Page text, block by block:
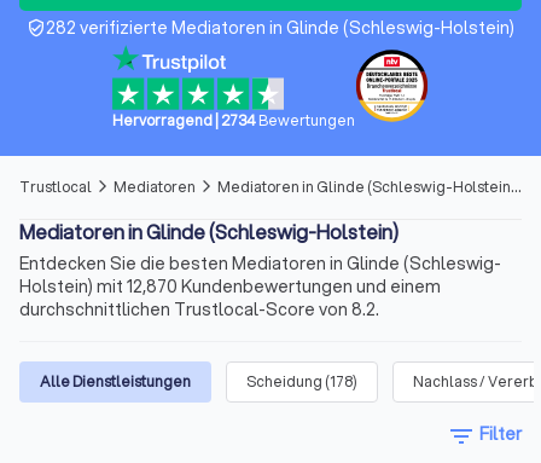
verified_user282 verifizierte Mediatoren in Glinde (Schleswig-Holstein)
Hervorragend 2734Bewertungen
Trustlocal arrow_forward_ios Mediatoren arrow_forward_ios Mediatoren in Glinde (Schleswig-Holstein)
Mediatoren in Glinde (Schleswig-Holstein)
Entdecken Sie die besten Mediatoren in Glinde (Schleswig-
Holstein) mit 12,870 Kundenbewertungen und einem
durchschnittlichen Trustlocal-Score von 8.2.
Alle Dienstleistungen Scheidung (178) Nachlass /
filter_list Filter